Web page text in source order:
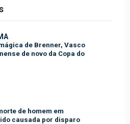
de Brenner, Vasco
de novo da Copa do
de homem em
causada por disparo